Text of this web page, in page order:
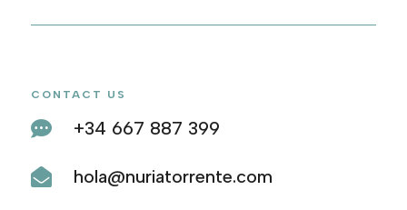
CONTACT US
 +34 667 887 399
 hola@nuriatorrente.com